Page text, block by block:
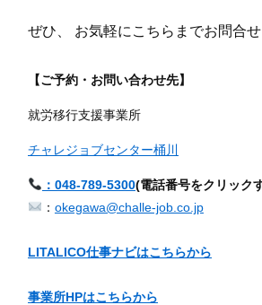
ぜひ、 お気軽にこちらまでお問合
【ご予約・お問い合わせ先】
就労移行支援事業所
チャレジョブセンター桶川
：048-789-5300(電話番号をクリック
： okegawa@challe-job.co.jp
LITALICO仕事ナビはこちらから
事業所HPはこちらから